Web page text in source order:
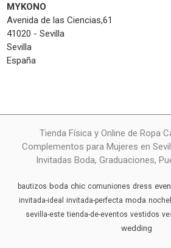
MYKONO
Avenida de las Ciencias,61
41020 - Sevilla
Sevilla
España
Tienda Física y Online de Ropa
Complementos para Mujeres en
Invitadas Boda, Graduaciones,
bautizos boda chic comuniones dress
invitada-ideal invitada-perfecta moda
sevilla-este tienda-de-eventos vestidos
wedding